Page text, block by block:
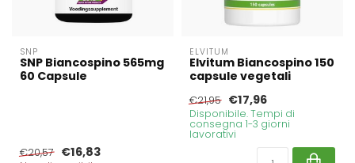
SNP
SNP Biancospino 565mg
60 Capsule
€20,57 €16,83
ELVITUM
Elvitum Biancospino 150
capsule vegetali
€21,95 €17,96
Disponibile. Tempi di
consegna 1-3 giorni
lavorativi